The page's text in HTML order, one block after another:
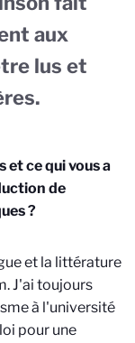
aux
lus et
et ce qui vous a
de
?
et la littérature
J'ai toujours
à l'université
pour une